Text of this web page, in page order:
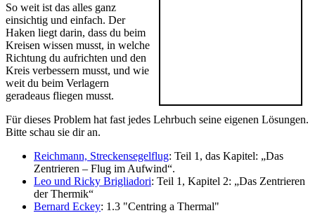
So weit ist das alles ganz
einsichtig und einfach. Der
Haken liegt darin, dass du beim
Kreisen wissen musst, in welche
Richtung du aufrichten und den
Kreis verbessern musst, und wie
weit du beim Verlagern
geradeaus fliegen musst.
Für dieses Problem hat fast jedes Lehrbuch seine eigenen Lösungen.
Bitte schau sie dir an.
Reichmann, Streckensegelflug: Teil 1, das Kapitel: „Das
Zentrieren – Flug im Aufwind“.
Leo und Ricky Brigliadori: Teil 1, Kapitel 2: „Das Zentrieren
der Thermik“
Bernard Eckey: 1.3 "Centring a Thermal"